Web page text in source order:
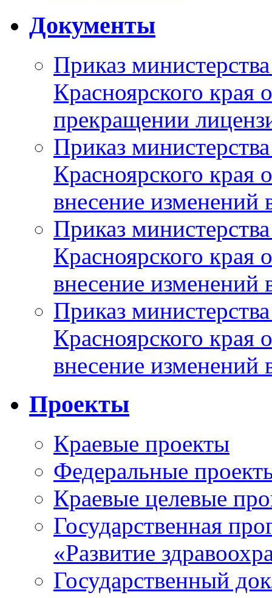
Документы
Приказ
Красноярского
прекращении
Приказ
Красноярского
внесение изменений
Приказ
Красноярского
внесение изменений
Приказ
Красноярского
внесение изменений
Проекты
Краевые проекты
Федеральные
Краевые целевые
Государственная
«Развитие
Государственный